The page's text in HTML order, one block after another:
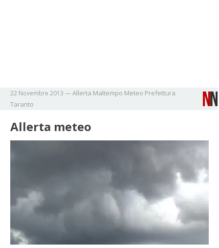
22 Novembre 2013 —Allerta Maltempo Meteo Prefettura
Taranto
Allerta meteo